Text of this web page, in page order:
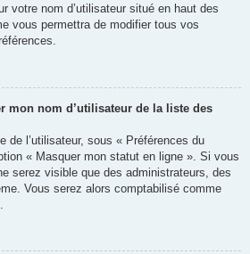
votre nom d’utilisateur situé en haut des
vous permettra de modifier tous vos
mon nom d’utilisateur de la liste des
de l’utilisateur, sous « Préférences du
« Masquer mon statut en ligne ». Si vous
serez visible que des administrateurs, des
Vous serez alors comptabilisé comme